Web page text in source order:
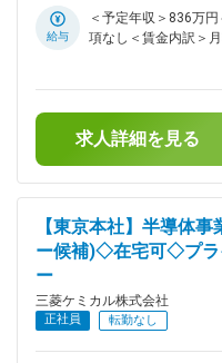
ーバルマーケティン
有、グローバル戦略
業の探索・発掘とニーズのマッチ
＞ ・国内自動運転タ
ビリティのグローバ
実行 ・国内・海外メ
やりがい ・最先端か
う新しい分野での当
ゼロベースからリー
マーケティングはも
ップ企業などへの取
クな新しい業務を経
米国や欧米・アジア
規模のマーケティングに参画
給与
＜予定年収＞836万
項なし＜賃金内訳＞
レードによっては時
はございません。■昇
くまでも目安の金額
求人詳細を見る
【東京本社】半導体
ー候補)◇在宅可◇プラ
ー
三菱ケミカル株式会社
正社員 転勤なし